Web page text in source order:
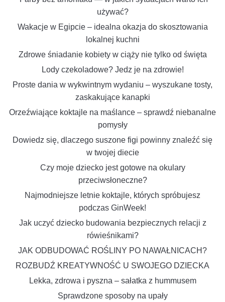
używać?
Wakacje w Egipcie – idealna okazja do skosztowania
lokalnej kuchni
Zdrowe śniadanie kobiety w ciąży nie tylko od święta
Lody czekoladowe? Jedz je na zdrowie!
Proste dania w wykwintnym wydaniu – wyszukane tosty,
zaskakujące kanapki
Orzeźwiające koktajle na maślance – sprawdź niebanalne
pomysły
Dowiedz się, dlaczego suszone figi powinny znaleźć się
w twojej diecie
Czy moje dziecko jest gotowe na okulary
przeciwsłoneczne?
Najmodniejsze letnie koktajle, których spróbujesz
podczas GinWeek!
Jak uczyć dziecko budowania bezpiecznych relacji z
rówieśnikami?
JAK ODBUDOWAĆ ROŚLINY PO NAWAŁNICACH?
ROZBUDŹ KREATYWNOŚĆ U SWOJEGO DZIECKA
Lekka, zdrowa i pyszna – sałatka z hummusem
Sprawdzone sposoby na upały